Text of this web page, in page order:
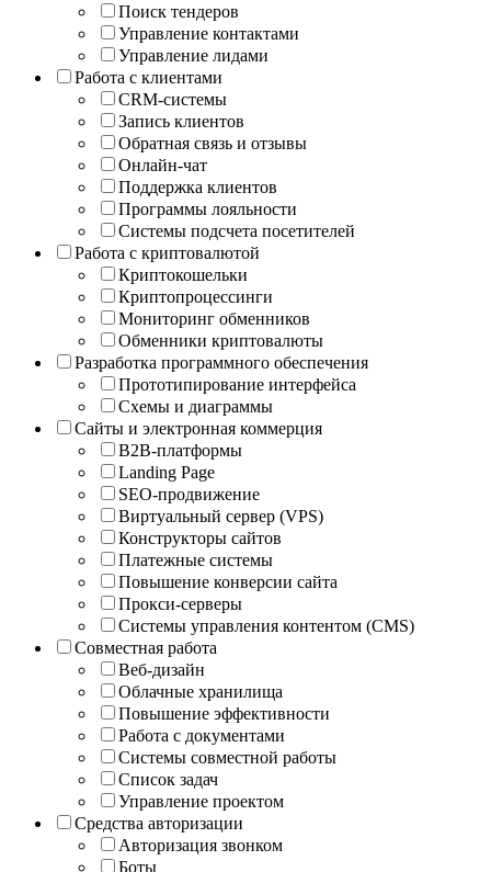
Поиск тендеров
Управление контактами
Управление лидами
Работа с клиентами
CRM-системы
Запись клиентов
Обратная связь и отзывы
Онлайн-чат
Поддержка клиентов
Программы лояльности
Системы подсчета посетителей
Работа с криптовалютой
Криптокошельки
Криптопроцессинги
Мониторинг обменников
Обменники криптовалюты
Разработка программного обеспечения
Прототипирование интерфейса
Схемы и диаграммы
Сайты и электронная коммерция
B2B-платформы
Landing Page
SEO-продвижение
Виртуальный сервер (VPS)
Конструкторы сайтов
Платежные системы
Повышение конверсии сайта
Прокси-серверы
Системы управления контентом (CMS)
Совместная работа
Веб-дизайн
Облачные хранилища
Повышение эффективности
Работа с документами
Системы совместной работы
Список задач
Управление проектом
Средства авторизации
Авторизация звонком
Боты